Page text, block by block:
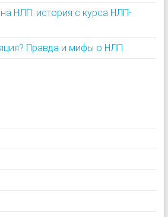
НЛП: история с курса НЛП-
Правда и мифы о НЛП